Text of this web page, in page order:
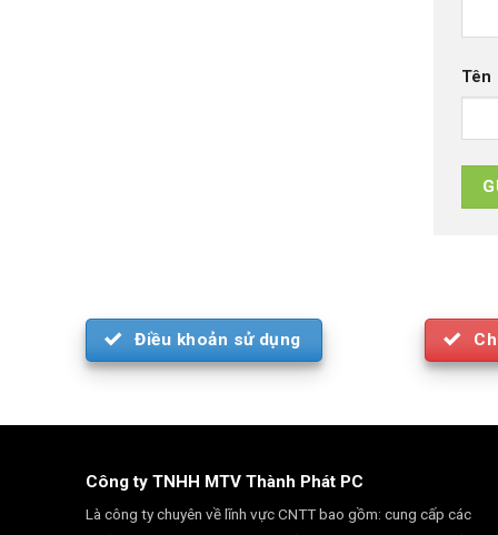
Tên
Điều khoản sử dụng
Công ty TNHH MTV Thành Phát PC
Là công ty chuyên về lĩnh vực CNTT bao gồm: cung cấp các